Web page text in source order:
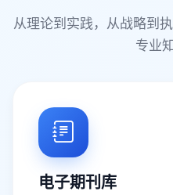
从理论到实践，从战略到
专业
电子期刊库